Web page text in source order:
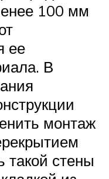
100 мм
ее
В
монтаж
такой стены